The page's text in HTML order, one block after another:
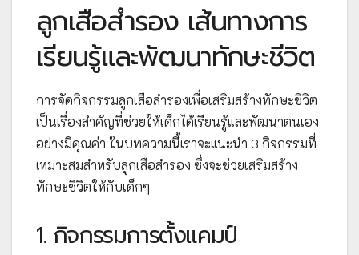
ลูกเสือสำรอง เส้นทางการ
เรียนรู้และพัฒนาทักษะชีวิต
การจัดกิจกรรมลูกเสือสำรองเพื่อเสริมสร้างทักษะชีวิต
เป็นเรื่องสำคัญที่ช่วยให้เด็กได้เรียนรู้และพัฒนาตนเอง
อย่างมีคุณค่า ในบทความนี้เราจะแนะนำ 3 กิจกรรมที่
เหมาะสมสำหรับลูกเสือสำรอง ซึ่งจะช่วยเสริมสร้าง
ทักษะชีวิตให้กับเด็กๆ
1. กิจกรรมการตั้งแคมป์